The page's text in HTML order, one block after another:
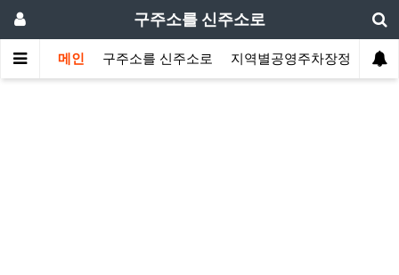
구주소를 신주소로
메인 구주소를 신주소로 지역별공영주차장정보 지